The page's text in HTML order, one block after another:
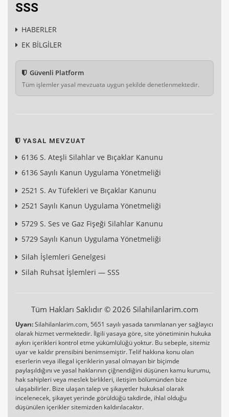
SSS
HABERLER
EK BİLGİLER
Güvenli Platform
Tüm işlemler yasal mevzuata uygun şekilde denetlenmektedir.
YASAL MEVZUAT
6136 S. Ateşli Silahlar ve Bıçaklar Kanunu
6136 Sayılı Kanun Uygulama Yönetmeliği
2521 S. Av Tüfekleri ve Bıçaklar Kanunu
2521 Sayılı Kanun Uygulama Yönetmeliği
5729 S. Ses ve Gaz Fişeği Silahlar Kanunu
5729 Sayılı Kanun Uygulama Yönetmeliği
Silah İşlemleri Genelgesi
Silah Ruhsat İşlemleri — SSS
Tüm Hakları Saklıdır © 2026 Silahilanlarim.com
Uyarı:Silahilanlarim.com, 5651 sayılı yasada tanımlanan yer sağlayıcı
olarak hizmet vermektedir. İlgili yasaya göre, site yönetiminin hukuka
aykırı içerikleri kontrol etme yükümlülüğü yoktur. Bu sebeple, sitemiz
uyar ve kaldır prensibini benimsemiştir. Telif hakkına konu olan
eserlerin veya illegal içeriklerin yasal olmayan bir biçimde
paylaşıldığını ve yasal haklarının çiğnendiğini düşünen kamu kurumu,
hak sahipleri veya meslek birlikleri, iletişim bölümünden bize
ulaşabilirler. Bize ulaşan talep ve şikayetler hukuksal olarak
incelenecek, şikayet yerinde görüldüğü takdirde, ihlal olduğu
düşünülen içerikler sitemizden kaldırılacaktır.